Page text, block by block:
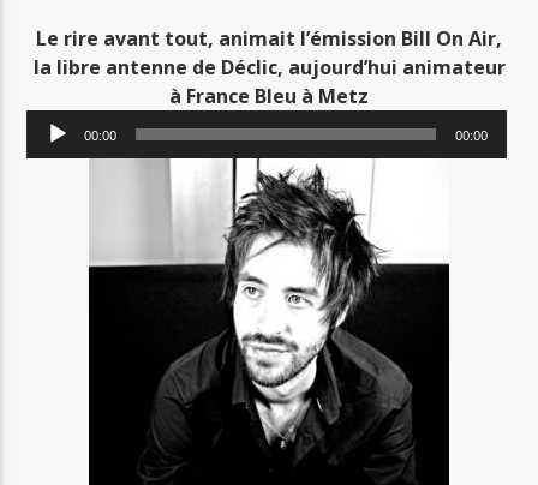
Le rire avant tout, animait l’émission Bill On Air,
la libre antenne de Déclic, aujourd’hui animateur
à France Bleu à Metz
Lecteur
audio
00:00 00:00